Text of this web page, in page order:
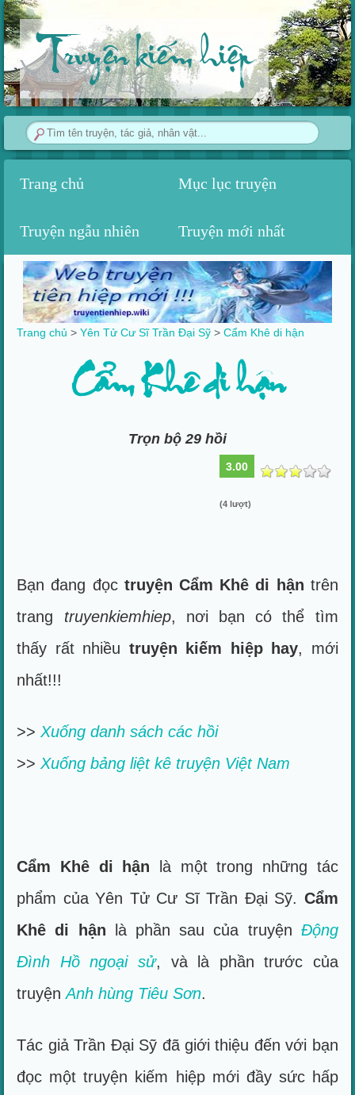
Truyện kiếm hiệp
Trang chủ Mục lục truyện
Truyện ngẫu nhiên Truyện mới nhất
Trang chủ >Yên Tử Cư Sĩ Trần Đại Sỹ >‎Cẩm Khê di hận
Cẩm Khê di hận
Trọn bộ 29 hồi
3.00
(4 lượt)
Bạn đang đọc truyện Cẩm Khê di hận trên
trang truyenkiemhiep, nơi bạn có thể tìm
thấy rất nhiều truyện kiếm hiệp hay, mới
nhất!!!
>>Xuống danh sách các hồi
>>Xuống bảng liệt kê truyện Việt Nam
Cẩm Khê di hận là một trong những tác
phẩm của Yên Tử Cư Sĩ Trần Đại Sỹ. Cẩm
Khê di hận là phần sau của truyện Động
Đình Hồ ngoại sử, và là phần trước của
truyệnAnh hùng Tiêu Sơn.
Tác giả Trần Đại Sỹ đã giới thiệu đến với bạn
đọc một truyện kiếm hiệp mới đầy sức hấp